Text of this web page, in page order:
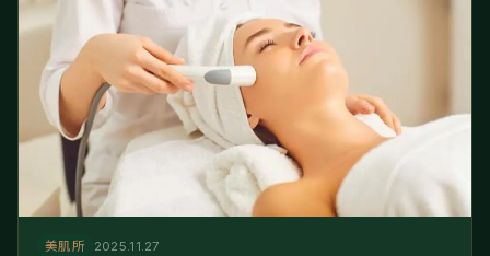
美肌所 2025.11.27